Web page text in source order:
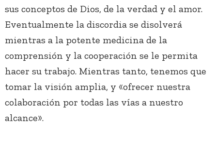
sus conceptos de Dios, de la verdad y el amor.
Eventualmente la discordia se disolverá
mientras a la potente medicina de la
comprensión y la cooperación se le permita
hacer su trabajo. Mientras tanto, tenemos que
tomar la visión amplia, y «ofrecer nuestra
colaboración por todas las vías a nuestro
alcance».